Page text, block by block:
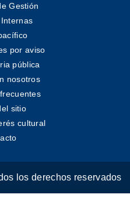
Gestión
por aviso
pública
nosotros
sitio
cultural
los derechos reservados